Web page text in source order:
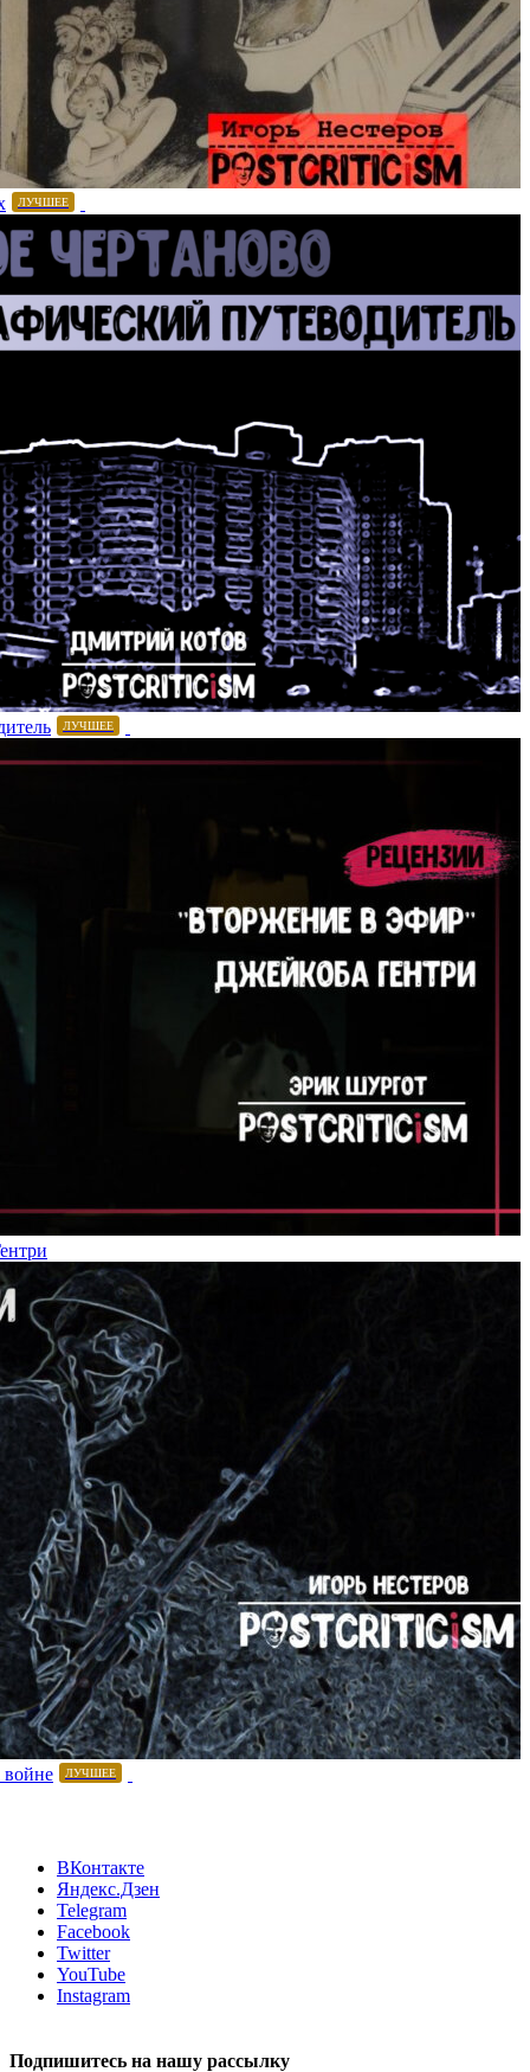
ЛУЧШЕЕ
ЛУЧШЕЕ
ЛУЧШЕЕ
ВКонтакте
Яндекс.Дзен
Telegram
Facebook
Twitter
YouTube
Instagram
Подпишитесь на нашу рассылку